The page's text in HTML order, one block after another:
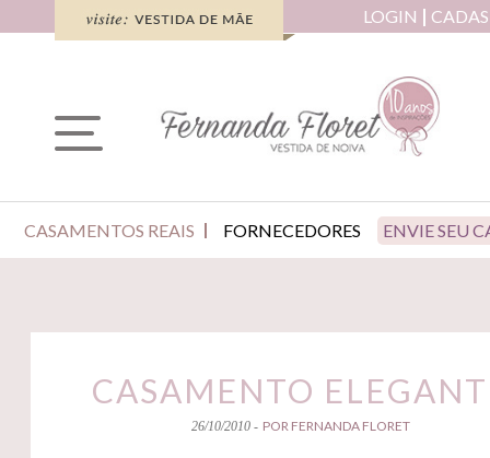
LOGIN
CASAMENTOS REAIS FORNECEDORES ENVIE SEU
CASAMENTO
26/10/2010 - POR FERNANDA FLORET